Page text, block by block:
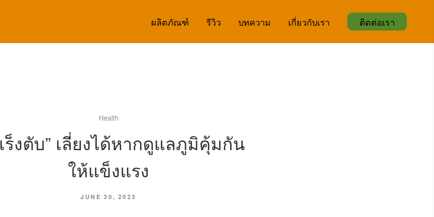
ผลิตภัณฑ์ รีวิว บทความ เกี่ยวกับเรา ติดต่อเรา
Health
ร็งตับ” เลี่ยงได้หากดูแลภูมิคุ้มกัน
ให้แข็งแรง
JUNE 30, 2023